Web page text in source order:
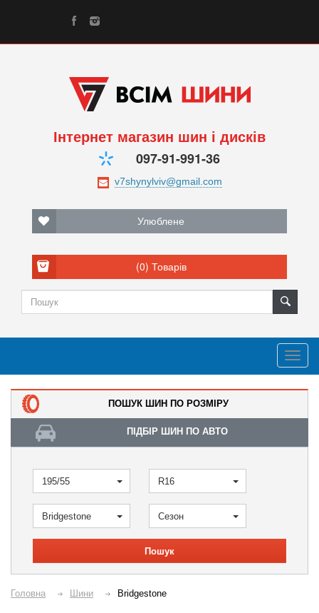
Інтернет магазин шин і дисків
097-91-991-36
Улюблене
(0) Товарів
ПОШУК ШИН ПО РОЗМІРУ
ПІДБІР ШИН ПО АВТО
195/55 R16
Bridgestone Сезон
Пошук
Головна Шини Bridgestone